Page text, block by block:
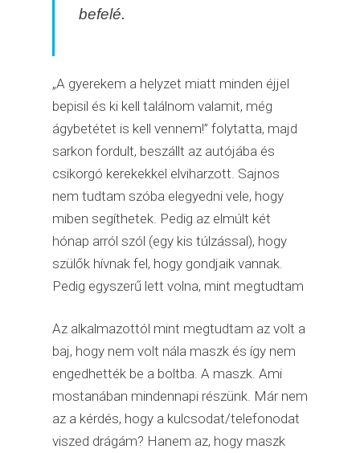
befelé.
„A gyerekem a helyzet miatt minden éjjel
bepisil és ki kell találnom valamit, még
ágybetétet is kell vennem!” folytatta, majd
sarkon fordult, beszállt az autójába és
csikorgó kerekekkel elviharzott. Sajnos
nem tudtam szóba elegyedni vele, hogy
miben segíthetek. Pedig az elmúlt két
hónap arról szól (egy kis túlzással), hogy
szülők hívnak fel, hogy gondjaik vannak.
Pedig egyszerű lett volna, mint megtudtam
Az alkalmazottól mint megtudtam az volt a
baj, hogy nem volt nála maszk és így nem
engedhették be a boltba. A maszk. Ami
mostanában mindennapi részünk. Már nem
az a kérdés, hogy a kulcsodat/telefonodat
viszed drágám? Hanem az, hogy maszk